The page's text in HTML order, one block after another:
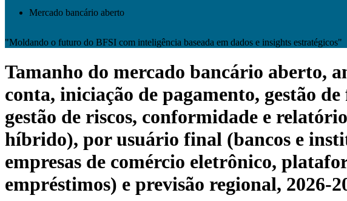
Mercado bancário aberto
"Moldando o futuro do BFSI com inteligência baseada em dados e insights estratégicos"
Tamanho do mercado bancário aberto,
conta, iniciação de pagamento, gestão
gestão de riscos, conformidade e
híbrido), por usuário final (bancos e
empresas de comércio eletrônico,
empréstimos) e previsão regional, 2026-